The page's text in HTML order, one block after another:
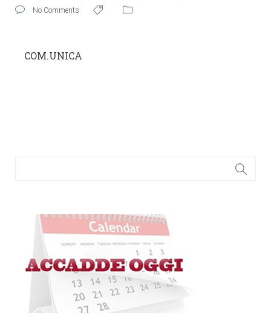
No Comments
COM.UNICA